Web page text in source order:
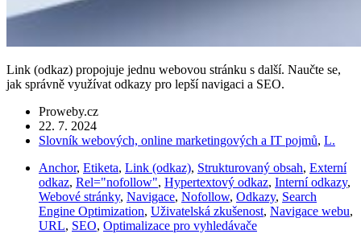
Link (odkaz) propojuje jednu webovou stránku s další. Naučte se,
jak správně využívat odkazy pro lepší navigaci a SEO.
Proweby.cz
22. 7. 2024
Slovník webových, online marketingových a IT pojmů, L.
Anchor, Etiketa, Link (odkaz), Strukturovaný obsah, Externí
odkaz, Rel="nofollow", Hypertextový odkaz, Interní odkazy,
Webové stránky, Navigace, Nofollow, Odkazy, Search
Engine Optimization, Uživatelská zkušenost, Navigace webu,
URL, SEO, Optimalizace pro vyhledávače